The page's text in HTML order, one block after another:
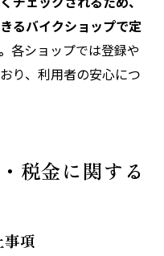
るバイクショップで定
各ショップでは登録や
り、利用者の安心につ
税金に関する
項